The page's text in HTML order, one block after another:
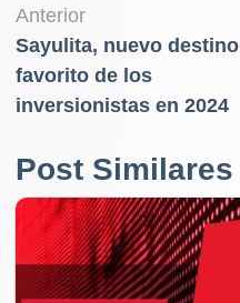
Navegación
de
entradas
Anterior
Sayulita, nuevo destino
favorito de los
inversionistas en 2024
Post Similares